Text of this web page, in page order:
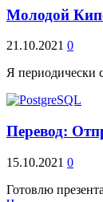
Молодой
21.10.2021 0
Я периодически
Перевод:
15.10.2021 0
Готовлю